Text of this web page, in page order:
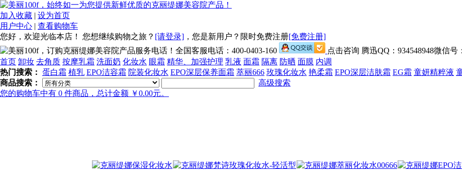
加入收藏 | 设为首页
用户中心 | 查看购物车
您好，欢迎光临本店！ 您想继续购物之旅？ [请登录] ， 您是新用户？限时免费注册[免费注册]
全国客服电话：400-0403-160
点击咨询 腾迅QQ：934548948微信号
首页 卸妆 去角质 按摩乳霜 洗面奶 化妆水 眼霜 精华、加强护理 乳液 面霜 隔离 防晒 面膜 内调
热门搜索： 蛋白霜 植乳 EPO洁容霜 院装化妆水 EPO深层保养面霜 萃丽666 玫瑰化妆水 艳柔霜 EPO深层洁肤霜 EG霜 童妍精粹液
商品搜索：
高级搜索
您的购物车中有 0 件商品，总计金额 ￥0.00元。